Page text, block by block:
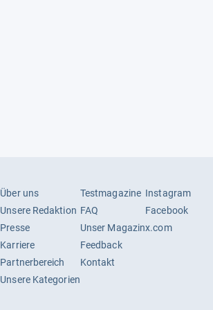
Über uns
Unsere Redaktion
Presse
Karriere
Partnerbereich
Unsere Kategorien
Testmagazine
FAQ
Unser Magazin
Feedback
Kontakt
Instagram
Facebook
x.com